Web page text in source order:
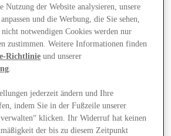
Nutzung der Website analysieren, unsere
und die Werbung, die Sie sehen,
nicht notwendigen Cookies werden nur
zustimmen. Weitere Informationen finden
Richtlinie und unserer
.
jederzeit ändern und Ihre
indem Sie in der Fußzeile unserer
klicken. Ihr Widerruf hat keinen
der bis zu diesem Zeitpunkt